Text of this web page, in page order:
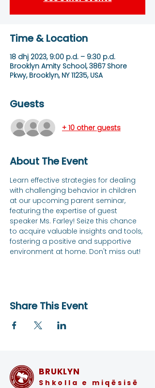
Time & Location
18 dhj 2023, 9:00 p.d. – 9:30 p.d.
Brooklyn Amity School, 3867 Shore
Pkwy, Brooklyn, NY 11235, USA
Guests
+ 10 other guests
About The Event
Learn effective strategies for dealing
with challenging behavior in children
at our upcoming parent seminar,
featuring the expertise of guest
speaker Ms. Farley! Seize this chance
to acquire valuable insights and tools,
fostering a positive and supportive
environment at home. Don't miss out!
Share This Event
BRUKLYN
Shkolla e miqësisë